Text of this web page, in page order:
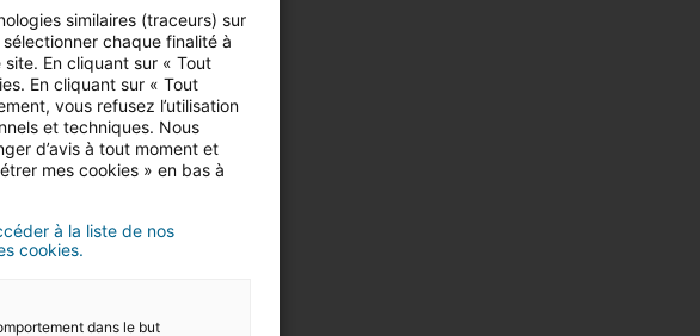
similaires (traceurs) sur
chaque finalité à
En cliquant sur « Tout
En cliquant sur « Tout
vous refusez l’utilisation
et techniques. Nous
d’avis à tout moment et
mes cookies » en bas à
à la liste de nos
cookies.
dans le but